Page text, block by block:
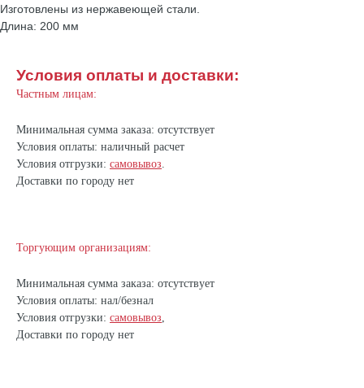
Изготовлены из нержавеющей стали.
Длина: 200 мм
Условия оплаты и доставки:
Частным лицам:
Минимальная сумма заказа: отсутствует
Условия оплаты: наличный расчет
Условия отгрузки: самовывоз.
Доставки по городу нет
Торгующим организациям:
Минимальная сумма заказа: отсутствует
Условия оплаты: нал/безнал
Условия отгрузки: самовывоз,
Доставки по городу нет